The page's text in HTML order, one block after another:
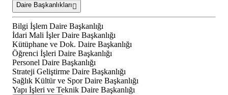
Daire Başkanlıkları
Bilgi İşlem Daire Başkanlığı
İdari Mali İşler Daire Başkanlığı
Kütüphane ve Dok. Daire Başkanlığı
Öğrenci İşleri Daire Başkanlığı
Personel Daire Başkanlığı
Strateji Geliştirme Daire Başkanlığı
Sağlık Kültür ve Spor Daire Başkanlığı
Yapı İşleri ve Teknik Daire Başkanlığı